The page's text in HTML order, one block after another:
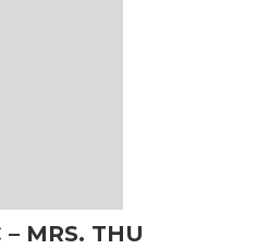
MRS. THU